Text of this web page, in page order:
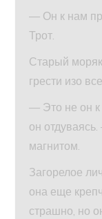
— Он к нам
Трот.
Старый
грести изо
— Это не он к
он
магнитом.
Загорелое
она еще
страшно, но